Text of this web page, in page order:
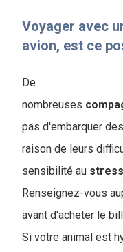
Voyager avec
avion, est ce
De
nombreuses
pas d'embarquer
raison de leurs
sensibilité au stress
Renseignez-vous
avant d'acheter le
Si votre animal est